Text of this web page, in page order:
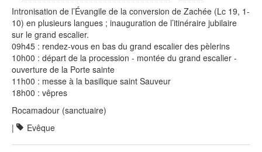
Intronisation de l’Évangile de la conversion de Zachée (Lc 19, 1-
10) en plusieurs langues ; inauguration de l’itinéraire jubilaire
sur le grand escalier.
09h45 : rendez-vous en bas du grand escalier des pèlerins
10h00 : départ de la procession - montée du grand escalier -
ouverture de la Porte sainte
11h00 : messe à la basilique saint Sauveur
18h00 : vêpres
Rocamadour (sanctuaire)
|
Evêque